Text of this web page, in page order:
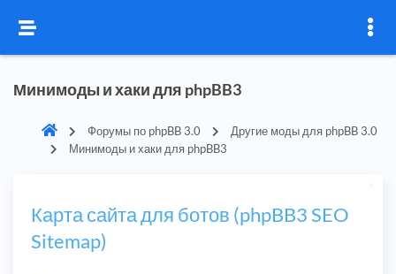
Минимоды и хаки для phpBB3
Форумы по phpBB 3.0
Другие моды для phpBB 3.0
Минимоды и хаки для phpBB3
Карта сайта для ботов (phpBB3 SEO
Sitemap)